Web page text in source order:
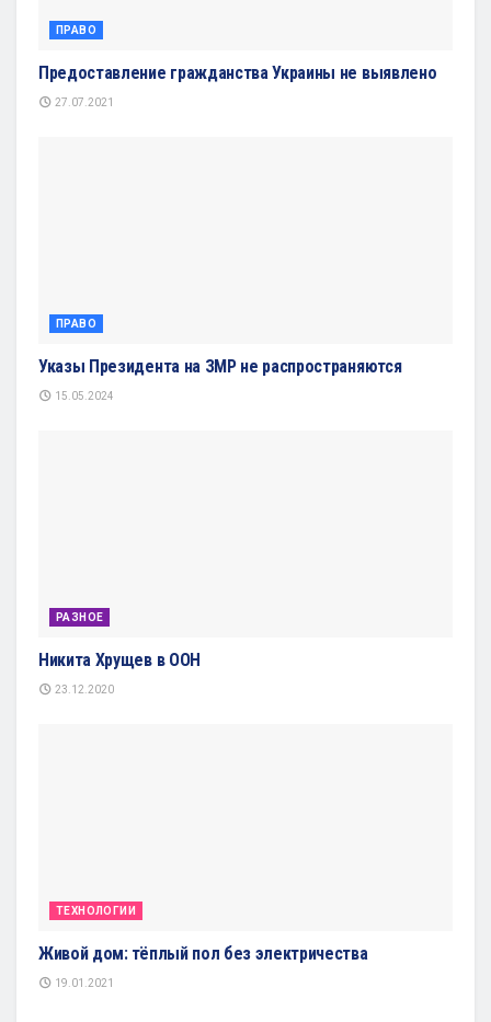
ПРАВО
Предоставление гражданства Украины не выявлено
27.07.2021
ПРАВО
Указы Президента на ЗМР не распространяются
15.05.2024
РАЗНОЕ
Никита Хрущев в ООН
23.12.2020
ТЕХНОЛОГИИ
Живой дом: тёплый пол без электричества
19.01.2021